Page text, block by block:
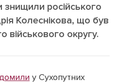
Made in Lviv
знищили російського
Колеснікова, що був
військового округу.
у Сухопутних